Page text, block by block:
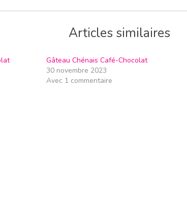
Articles similaires
Gâteau Chénais Café-Chocolat
30 novembre 2023
Avec 1 commentaire